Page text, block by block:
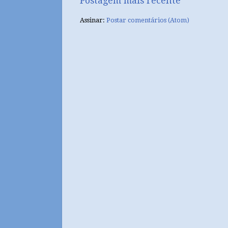
Assinar: Postar comentários (Atom)